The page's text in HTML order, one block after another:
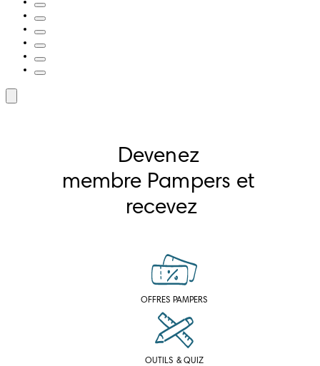
Devenez
membre Pampers et
recevez
OFFRES PAMPERS
OUTILS & QUIZ